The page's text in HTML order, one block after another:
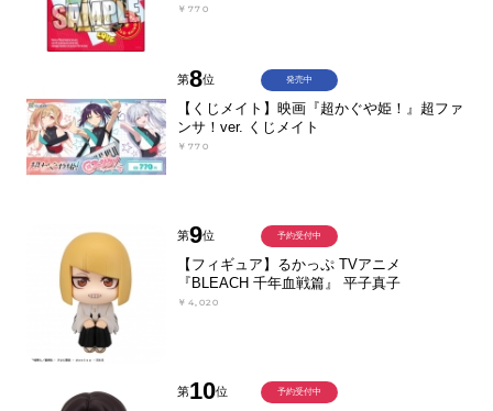
￥770
第8位
【くじメイト】映画『超かぐや姫！』超ファ
ンサ！ver. くじメイト
￥770
発売中
第9位
【フィギュア】るかっぷ TVアニメ
『BLEACH 千年血戦篇』 平子真子
￥4,020
予約受付中
第10位 予約受付中